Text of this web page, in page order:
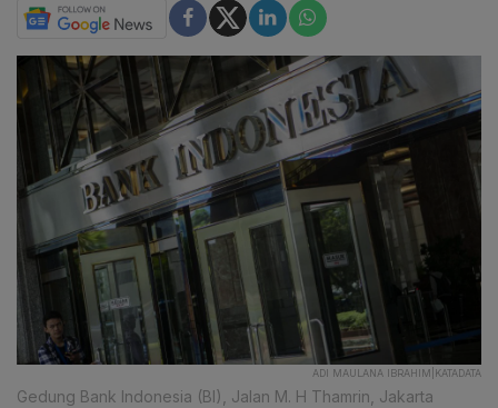
ADI MAULANA IBRAHIM|KATADATA
Gedung Bank Indonesia (BI), Jalan M. H Thamrin, Jakarta